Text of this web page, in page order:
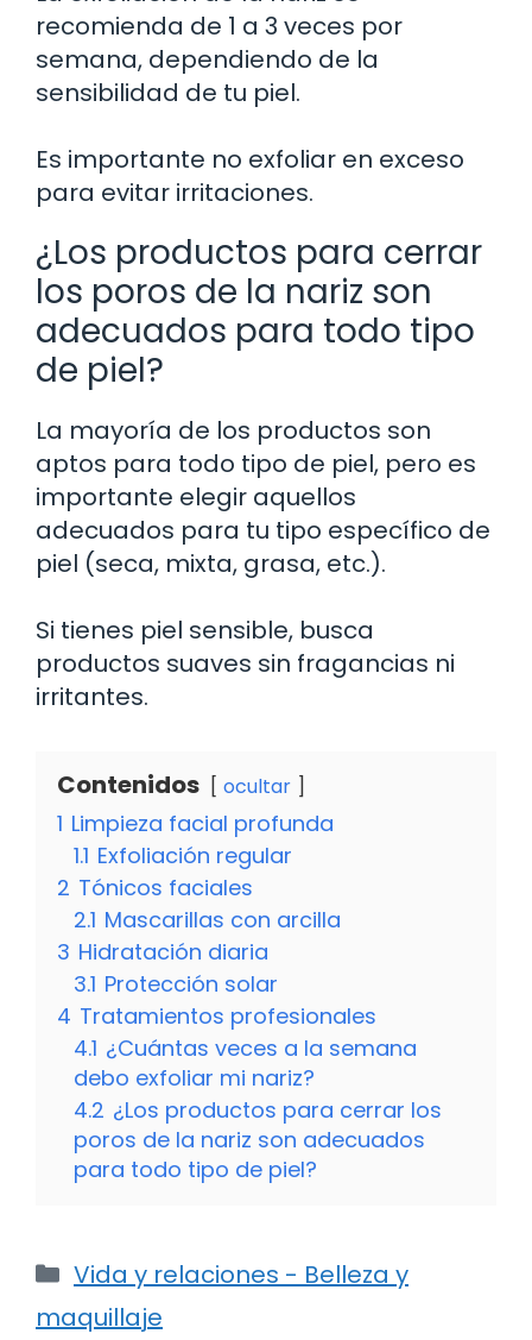
recomienda de 1 a 3 veces por
semana, dependiendo de la
sensibilidad de tu piel.
Es importante no exfoliar en exceso
para evitar irritaciones.
¿Los productos para cerrar
los poros de la nariz son
adecuados para todo tipo
de piel?
La mayoría de los productos son
aptos para todo tipo de piel, pero es
importante elegir aquellos
adecuados para tu tipo específico de
piel (seca, mixta, grasa, etc.).
Si tienes piel sensible, busca
productos suaves sin fragancias ni
irritantes.
Contenidos ocultar
1 Limpieza facial profunda
1.1 Exfoliación regular
2 Tónicos faciales
2.1 Mascarillas con arcilla
3 Hidratación diaria
3.1 Protección solar
4 Tratamientos profesionales
4.1 ¿Cuántas veces a la semana
debo exfoliar mi nariz?
4.2 ¿Los productos para cerrar los
poros de la nariz son adecuados
para todo tipo de piel?
Categorías
Vida y relaciones - Belleza y
maquillaje